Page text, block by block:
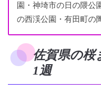
園・神埼市の日の隈公
の西渓公園・有田町の
佐賀県の
1週